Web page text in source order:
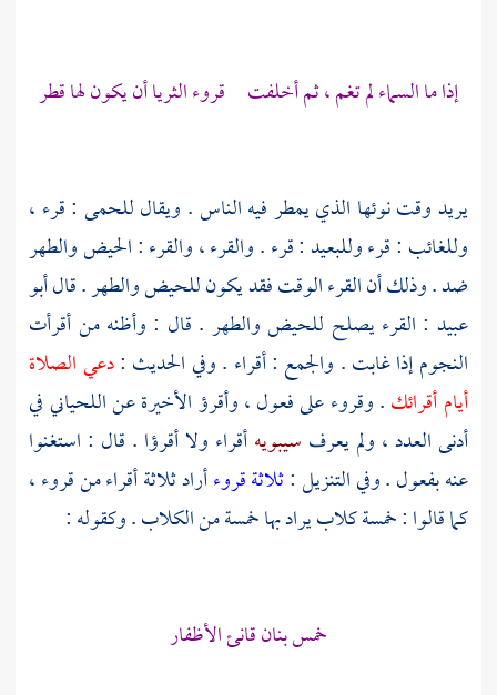
إذا ما السماء لم تغم ، ثم أخلفت قروء الثريا أن يكون لها قطر
يريد وقت نوئها الذي يمطر فيه الناس . ويقال للحمى : قرء ،
وللغائب : قرء وللبعيد : قرء . والقرء ، والقرء : الحيض والطهر
ضد . وذلك أن القرء الوقت فقد يكون للحيض والطهر . قالأبو
عبيد : القرء يصلح للحيض والطهر . قال : وأظنه من أقرأت
النجوم إذا غابت . والجمع : أقراء . وفي الحديث :دعي الصلاة
أيام أقرائك. وقروء على فعول ، وأقرؤ الأخيرة عناللحيانيفي
أدنى العدد ، ولم يعرف سيبويهأقراء ولا أقرؤا . قال : استغنوا
عنه بفعول . وفي التنزيل :ثلاثة قروءأراد ثلاثة أقراء من قروء ،
كما قالوا : خمسة كلاب يراد بها خمسة من الكلاب . وكقوله :
خمس بنان قانئ الأظفار